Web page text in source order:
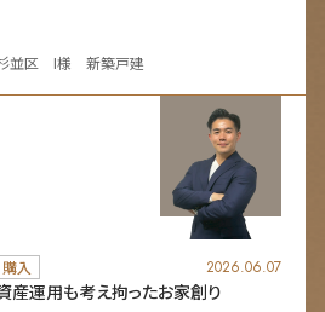
並区 I様 新築戸建
購入 2026.06.07
産運用も考え拘ったお家創り